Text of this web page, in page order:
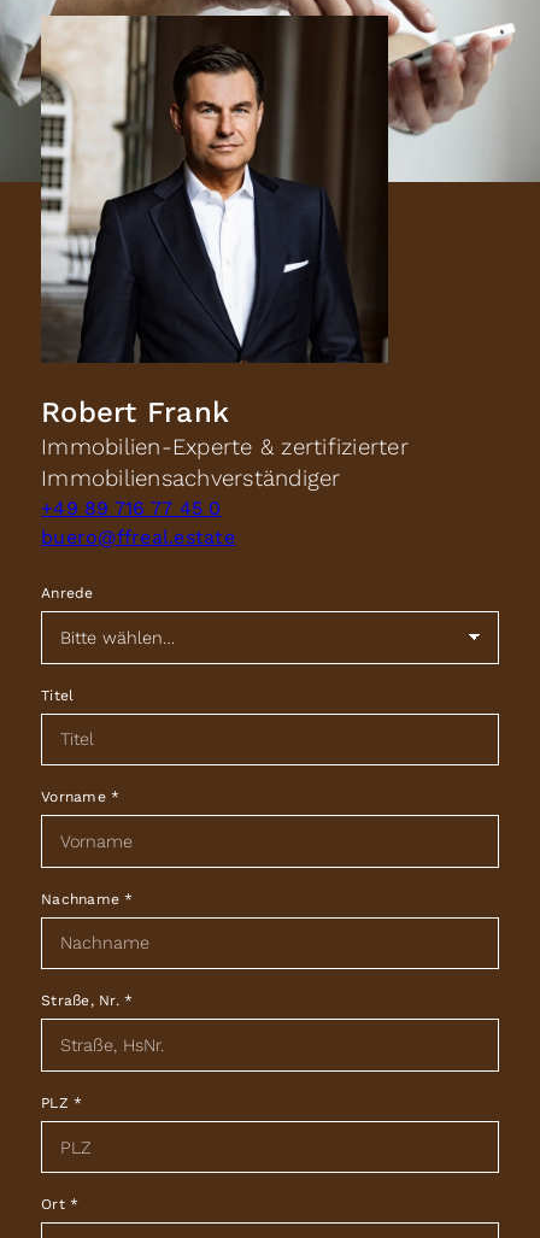
Robert Frank
Immobilien-Experte & zertifizierter
Immobiliensachverständiger
+49 89 716 77 45 0
buero@ffreal.estate
Anrede
Titel
Vorname*
Nachname*
Straße, Nr.*
PLZ*
Ort*